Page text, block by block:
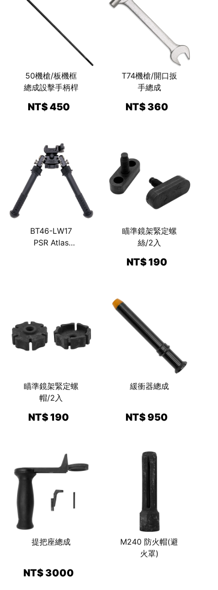
50機槍/板機框
總成設擊手柄桿
NT$ 450
T74機槍/開口扳
手總成
NT$ 360
BT46-LW17
PSR Atlas
瞄準鏡架緊定螺
絲/2入
NT$ 190
瞄準鏡架緊定螺
帽/2入
NT$ 190
緩衝器總成
NT$ 950
提把座總成
NT$ 3000
M240 防火帽(避
火罩)